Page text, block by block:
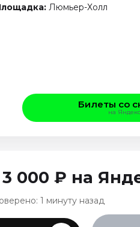
Люмьер-Холл
Билеты со
на
3 000 ₽ на
1 минуту назад